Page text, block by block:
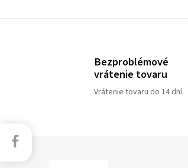
Bezproblémové
vrátenie tovaru
Vrátenie tovaru do 14 dní.